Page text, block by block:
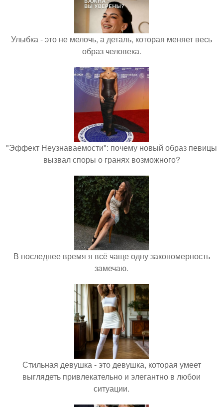
Улыбка - это не мелочь, а деталь, которая меняет весь
образ человека.
"Эффект Неузнаваемости": почему новый образ певицы
вызвал споры о гранях возможного?
В последнее время я всё чаще одну закономерность
замечаю.
Стильная девушка - это девушка, которая умеет
выглядеть привлекательно и элегантно в любои
ситуации.